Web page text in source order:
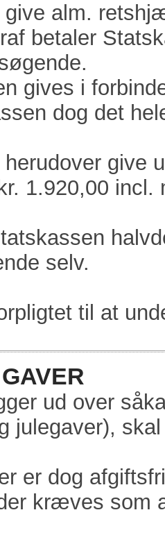
alm.
betaler
gives i
dog det
give
1.920,00 incl.
selv.
til at
ud over
julegaver),
er dog
kræves som